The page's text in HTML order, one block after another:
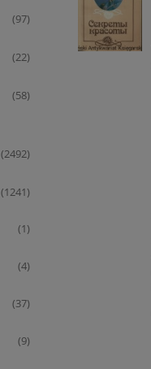
(97)
(22)
(58)
(2492)
(1241)
(1)
(4)
(37)
(9)